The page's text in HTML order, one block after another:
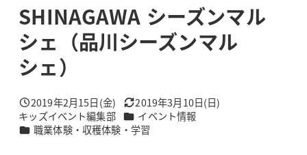
SHINAGAWA シーズンマル
シェ（品川シーズンマル
シェ）
投稿日
2019年2月15日(金) 更新日
2019年3月10日(日)
著
者
キッズイベント編集部 カテゴリー
イベント情報
カテゴリー
職業体験・収穫体験・学習